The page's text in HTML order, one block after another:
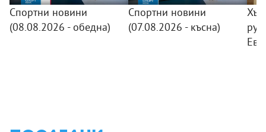
Спортни новини
(08.08.2026 - обедна)
Спортни новини
(07.08.2026 - късна)